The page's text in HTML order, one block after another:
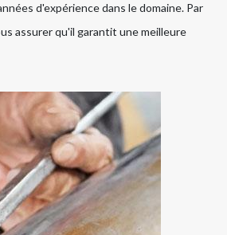
d'expérience dans le domaine. Par
assurer qu'il garantit une meilleure